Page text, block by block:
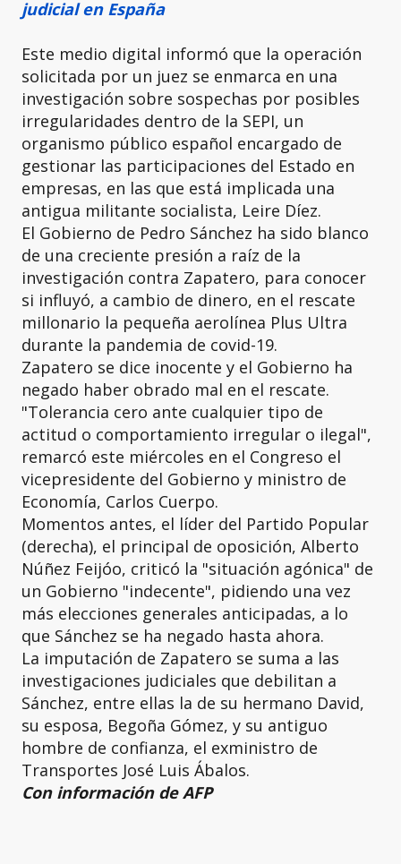
judicial en España
Este medio digital informó que la operación
solicitada por un juez se enmarca en una
investigación sobre sospechas por posibles
irregularidades dentro de la SEPI, un
organismo público español encargado de
gestionar las participaciones del Estado en
empresas, en las que está implicada una
antigua militante socialista, Leire Díez.
El Gobierno de Pedro Sánchez ha sido blanco
de una creciente presión a raíz de la
investigación contra Zapatero, para conocer
si influyó, a cambio de dinero, en el rescate
millonario la pequeña aerolínea Plus Ultra
durante la pandemia de covid-19.
Zapatero se dice inocente y el Gobierno ha
negado haber obrado mal en el rescate.
"Tolerancia cero ante cualquier tipo de
actitud o comportamiento irregular o ilegal",
remarcó este miércoles en el Congreso el
vicepresidente del Gobierno y ministro de
Economía, Carlos Cuerpo.
Momentos antes, el líder del Partido Popular
(derecha), el principal de oposición, Alberto
Núñez Feijóo, criticó la "situación agónica" de
un Gobierno "indecente", pidiendo una vez
más elecciones generales anticipadas, a lo
que Sánchez se ha negado hasta ahora.
La imputación de Zapatero se suma a las
investigaciones judiciales que debilitan a
Sánchez, entre ellas la de su hermano David,
su esposa, Begoña Gómez, y su antiguo
hombre de confianza, el exministro de
Transportes José Luis Ábalos.
Con información de AFP